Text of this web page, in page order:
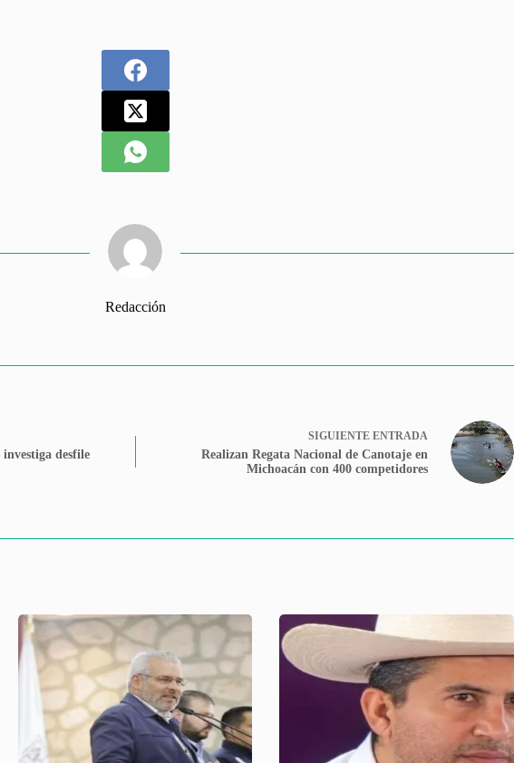
Redacción
desfile
SIGUIENTE ENTRADA
Realizan Regata Nacional de Canotaje en
Michoacán con 400 competidores